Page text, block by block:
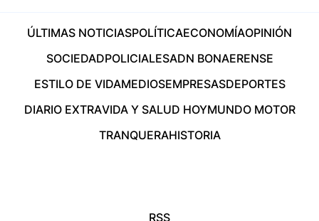
ÚLTIMAS NOTICIASPOLÍTICAECONOMÍAOPINIÓN
SOCIEDADPOLICIALESADN BONAERENSE
ESTILO DE VIDAMEDIOSEMPRESASDEPORTES
DIARIO EXTRAVIDA Y SALUD HOYMUNDO MOTOR
TRANQUERAHISTORIA
RSS